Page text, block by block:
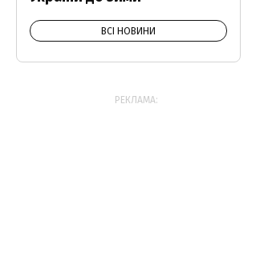
ВСІ НОВИНИ
РЕКЛАМА: